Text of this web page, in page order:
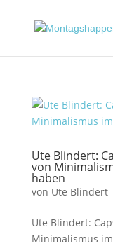
Ute Blindert:
von
haben
von Ute Blindert
Ute Blindert:
Minimalismus